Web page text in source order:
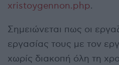
xristoygennon.php.
Σημειώνεται πως οι
εργασίας τους με τον
χωρίς διακοπή όλη τη